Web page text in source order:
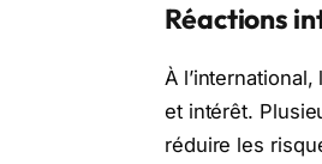
Réactions
À
et intérêt.
réduire les